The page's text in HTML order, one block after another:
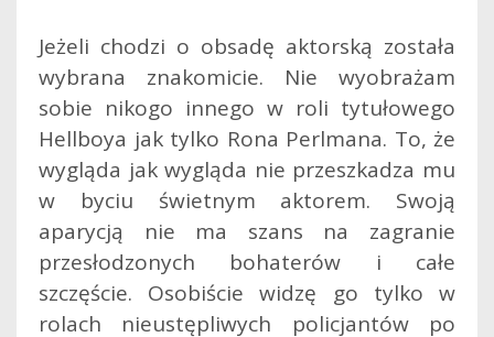
Jeżeli chodzi o obsadę aktorską została
wybrana znakomicie. Nie wyobrażam
sobie nikogo innego w roli tytułowego
Hellboya jak tylko Rona Perlmana. To, że
wygląda jak wygląda nie przeszkadza mu
w byciu świetnym aktorem. Swoją
aparycją nie ma szans na zagranie
przesłodzonych bohaterów i całe
szczęście. Osobiście widzę go tylko w
rolach nieustępliwych policjantów po